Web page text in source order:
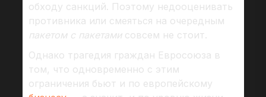
обходу санкций. Поэтому недооценивать
противника или смеяться на очередным
пакетом с пакетамисовсем не стоит.
Однако трагедия граждан Евросоюза в
том, что одновременно с этим
ограничения бьют и по европейскому